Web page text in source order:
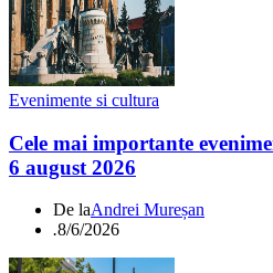
Evenimente si cultura
Cele mai importante
6 august 2026
De laAndrei Mureșan
.8/6/2026